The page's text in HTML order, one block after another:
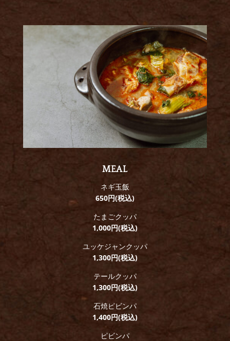
MEAL
ネギ玉飯
650円(税込)
たまごクッパ
1,000円(税込)
ユッケジャンクッパ
1,300円(税込)
テールクッパ
1,300円(税込)
石焼ピビンパ
1,400円(税込)
ピビンパ